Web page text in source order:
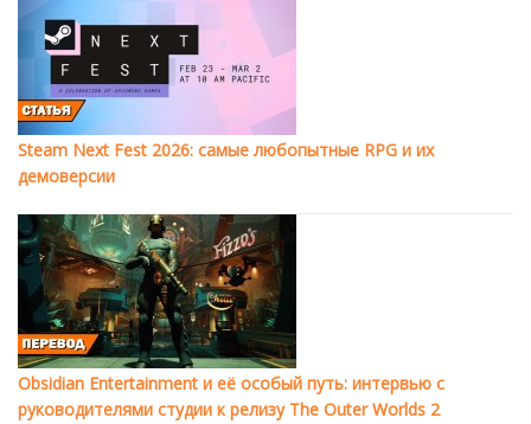
Steam Next Fest 2026: самые любопытные RPG и их
демоверсии
Obsidian Entertainment и её особый путь: интервью с
руководителями студии к релизу The Outer Worlds 2